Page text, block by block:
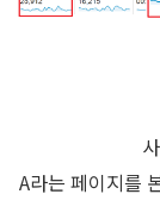
A라는 페이지를